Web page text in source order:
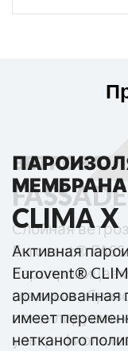
FASSADE
Cлойная
Eurovent®
главным
МЕМБРАНА
CLIMA X
Активная
Eurovent®
армированная
имеет
нетканого